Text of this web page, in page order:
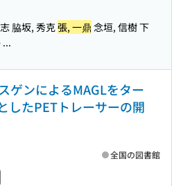
脇坂, 秀克張, 一鼎 念垣, 信樹 下
...
ゲンによるMAGLをター
したPETトレーサーの開
全国の図書館